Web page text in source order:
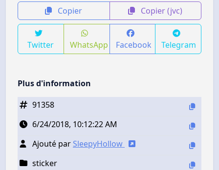
Copier Copier (jvc)
Twitter WhatsApp Facebook Telegram
Plus d'information
91358
6/24/2018, 10:12:22 AM
Ajouté par SleepyHollow
sticker